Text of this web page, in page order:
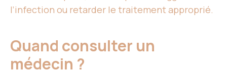
l’infection ou retarder le traitement approprié.
Quand consulter un
médecin ?